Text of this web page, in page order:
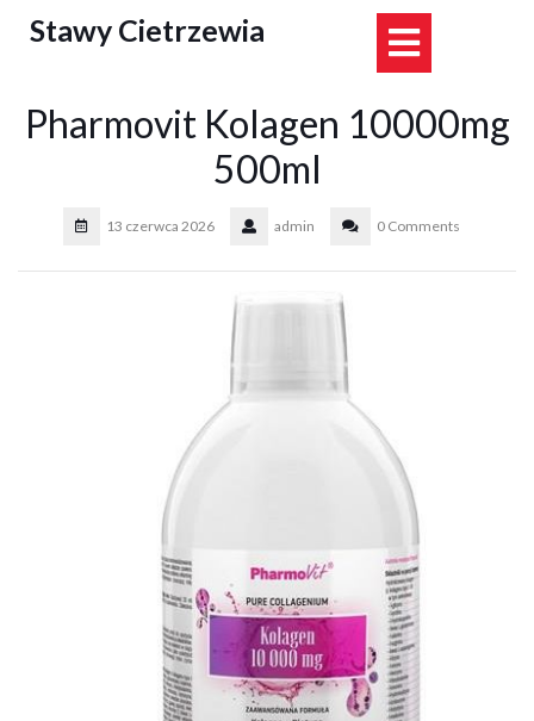
Stawy Cietrzewia
Pharmovit Kolagen 10000mg
500ml
13 czerwca 2026 admin 0 Comments